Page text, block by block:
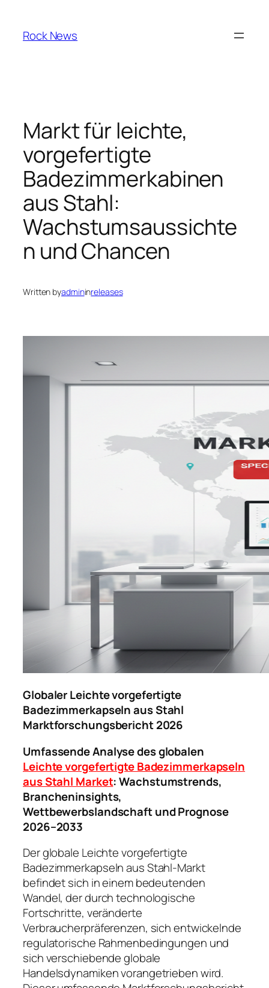
content
Rock News
Markt für leichte,
vorgefertigte
Badezimmerkabinen
aus Stahl:
Wachstumsaussichte
n und Chancen
Written byadmininreleases
Globaler Leichte vorgefertigte
Badezimmerkapseln aus Stahl
Marktforschungsbericht 2026
Umfassende Analyse des globalen
Leichte vorgefertigte Badezimmerkapseln
aus Stahl Market: Wachstumstrends,
Brancheninsights,
Wettbewerbslandschaft und Prognose
2026–2033
Der globale Leichte vorgefertigte
Badezimmerkapseln aus Stahl-Markt
befindet sich in einem bedeutenden
Wandel, der durch technologische
Fortschritte, veränderte
Verbraucherpräferenzen, sich entwickelnde
regulatorische Rahmenbedingungen und
sich verschiebende globale
Handelsdynamiken vorangetrieben wird.